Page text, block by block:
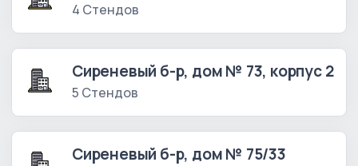
4 Стендов
Сиреневый б-р, дом № 73, корпус 2
5 Стендов
Сиреневый б-р, дом № 75/33